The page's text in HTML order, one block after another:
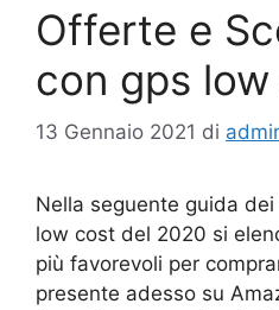
Offerte e
con gps
13 Gennaio 2021 di
Nella seguente guida
low cost del 2020 si
più favorevoli per
presente adesso su